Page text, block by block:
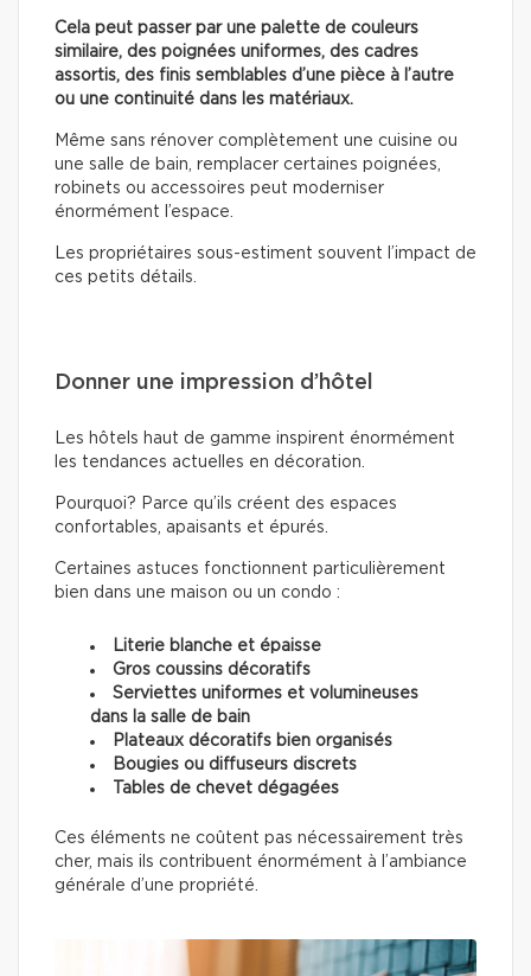
Cela peut passer par une palette de couleurs
similaire, des poignées uniformes, des cadres
assortis, des finis semblables d’une pièce à l’autre
ou une continuité dans les matériaux.
Même sans rénover complètement une cuisine ou
une salle de bain, remplacer certaines poignées,
robinets ou accessoires peut moderniser
énormément l’espace.
Les propriétaires sous-estiment souvent l’impact de
ces petits détails.
Donner une impression d’hôtel
Les hôtels haut de gamme inspirent énormément
les tendances actuelles en décoration.
Pourquoi? Parce qu’ils créent des espaces
confortables, apaisants et épurés.
Certaines astuces fonctionnent particulièrement
bien dans une maison ou un condo :
Literie blanche et épaisse
Gros coussins décoratifs
Serviettes uniformes et volumineuses
dans la salle de bain
Plateaux décoratifs bien organisés
Bougies ou diffuseurs discrets
Tables de chevet dégagées
Ces éléments ne coûtent pas nécessairement très
cher, mais ils contribuent énormément à l’ambiance
générale d’une propriété.